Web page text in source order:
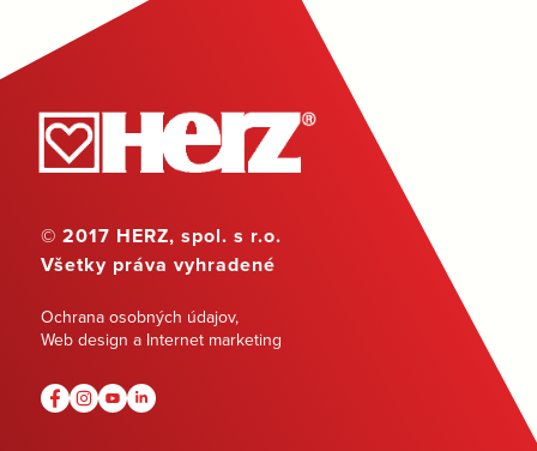
© 2017 HERZ, spol. s r.o.
Všetky práva vyhradené
Ochrana osobných údajov,
Web design a Internet marketing